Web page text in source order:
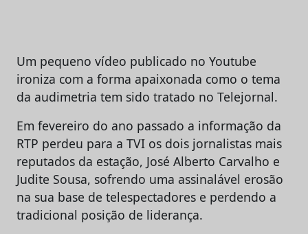
Um pequeno vídeo publicado no Youtube
ironiza com a forma apaixonada como o tema
da audimetria tem sido tratado no Telejornal.
Em fevereiro do ano passado a informação da
RTP perdeu para a TVI os dois jornalistas mais
reputados da estação, José Alberto Carvalho e
Judite Sousa, sofrendo uma assinalável erosão
na sua base de telespectadores e perdendo a
tradicional posição de liderança.